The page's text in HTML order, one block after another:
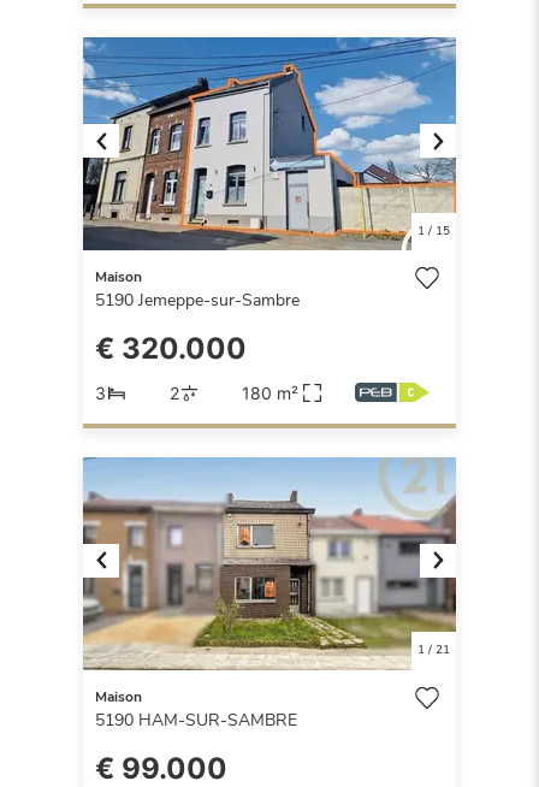
Previous Next
1/ 15
Maison
5190 Jemeppe-sur-Sambre
€ 320.000
3 2 180 m²
Previous Next
1/ 21
Maison
5190 HAM-SUR-SAMBRE
€ 99.000